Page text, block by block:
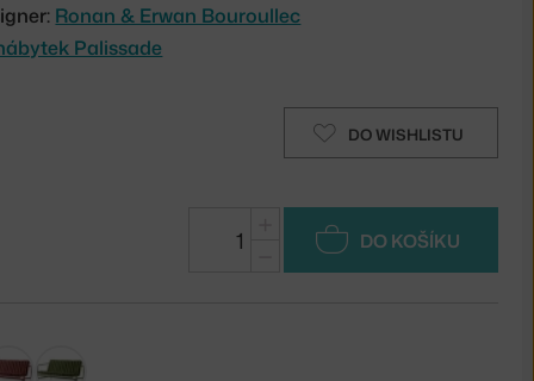
Ronan & Erwan Bouroullec
Palissade
DO WISHLISTU
DO KOŠÍKU